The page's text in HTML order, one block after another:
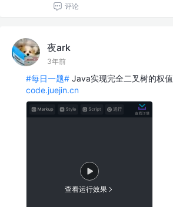
评论
夜ark
3年前
#每日一题# Java实现完全二叉树的权值
code.juejin.cn
查看运行效果